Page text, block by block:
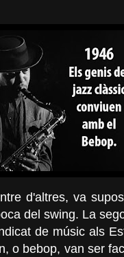
d'altres, va
del swing. La
de músic als
o bebop, van ser